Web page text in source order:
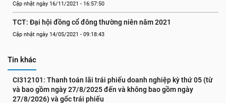
Cập nhật ngày 16/11/2021 - 16:57:50
TCT: Đại hội đồng cổ đông thường niên năm 2021
Cập nhật ngày 14/05/2021 - 09:18:43
Tin khác
CI312101: Thanh toán lãi trái phiếu doanh nghiệp kỳ thứ 05 (từ
và bao gồm ngày 27/8/2025 đến và không bao gồm ngày
27/8/2026) và gốc trái phiếu